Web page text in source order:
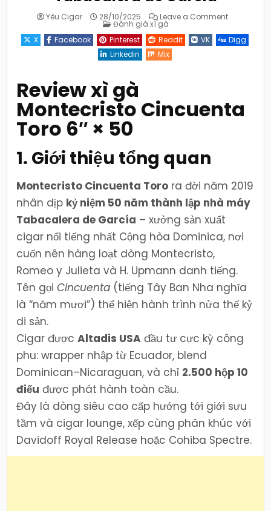
Yêu Cigar 28/10/2025 Leave a Commenton
Toro
6×50
Tabacalera
de
García
Posted
Đánh giá xì gà
X
Facebook Pinterest Reddit VK
Digg
Linkedin
Mix
Review xì gà
Montecristo Cincuenta
Toro 6″ × 50
1. Giới thiệu tổng quan
Montecristo Cincuenta Toro ra đời năm 2019
nhân dịp kỷ niệm 50 năm thành lập nhà máy
Tabacalera de García – xưởng sản xuất
cigar nổi tiếng nhất Cộng hòa Dominica, nơi
cuốn nên hàng loạt dòng Montecristo,
Romeo y Julieta và H. Upmann danh tiếng.
Tên gọiCincuenta (tiếng Tây Ban Nha nghĩa
là “năm mươi”) thể hiện hành trình nửa thế kỷ
di sản.
Cigar đượcAltadis USA đầu tư cực kỳ công
phu: wrapper nhập từ Ecuador, blend
Dominican–Nicaraguan, và chỉ 2.500 hộp 10
điếu được phát hành toàn cầu.
Đây là dòng siêu cao cấp hướng tới giới sưu
tầm và cigar lounge, xếp cùng phân khúc với
Davidoff Royal Release hoặc Cohiba Spectre.